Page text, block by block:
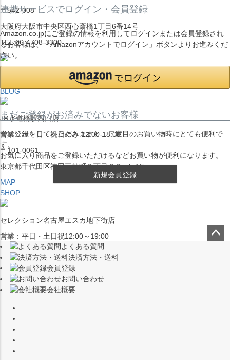
〒542-008
大阪府大阪市中央区西心斎橋1丁目6番14号
TEL:06-4708-3300
MAP
BLOG
JR水道橋駅西口店
営業：土・日・祝日のみ 12:00-18:00
〒101-0061
東京都千代田区神田三崎町２丁目２２−１ 1F
MAP
SHOP
セレクション名古屋エスカ地下街店
営業：平日・土日祝12:00～19:00
（※15:00～16:00はメンテナンスのためクローズ）
〒453-0015
愛知県名古屋市中村区椿町６−９先
MAP
SHOP
セレクション ポップアップストア 札幌 ル・トロワ店
営業：平日・土日祝12:00～19:00
連携サービスでログイン・会員登録
Amazon.co.jpにご登録の情報を利用してログインまたは会員登録され
るお客様は、「Amazonアカウントでログイン」ボタンよりお進みくだ
さい。
まだご登録がお済みでないお客様
会員登録をしていただきますと、二度目のお買い物時にとても便利で
す。
お気に入り商品をご登録いただけるなどお買い物が便利になります。
新規会員登録
よくある質問
決済方法・送料
会員登録
お問い合わせ
会社概要